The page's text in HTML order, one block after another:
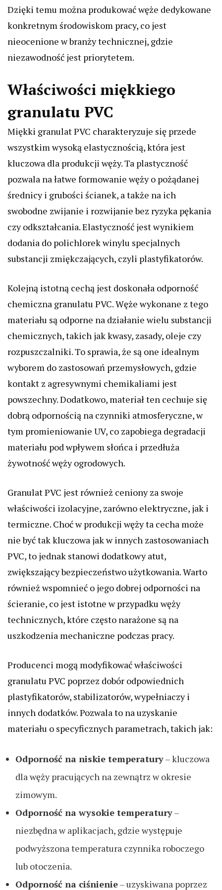
Dzięki temu można produkować węże dedykowane
konkretnym środowiskom pracy, co jest
nieocenione w branży technicznej, gdzie
niezawodność jest priorytetem.
Właściwości miękkiego
granulatu PVC
Miękki granulat PVC charakteryzuje się przede
wszystkim wysoką elastycznością, która jest
kluczowa dla produkcji węży. Ta plastyczność
pozwala na łatwe formowanie węży o pożądanej
średnicy i grubości ścianek, a także na ich
swobodne zwijanie i rozwijanie bez ryzyka pękania
czy odkształcania. Elastyczność jest wynikiem
dodania do polichlorek winylu specjalnych
substancji zmiękczających, czyli plastyfikatorów.
Kolejną istotną cechą jest doskonała odporność
chemiczna granulatu PVC. Węże wykonane z tego
materiału są odporne na działanie wielu substancji
chemicznych, takich jak kwasy, zasady, oleje czy
rozpuszczalniki. To sprawia, że są one idealnym
wyborem do zastosowań przemysłowych, gdzie
kontakt z agresywnymi chemikaliami jest
powszechny. Dodatkowo, materiał ten cechuje się
dobrą odpornością na czynniki atmosferyczne, w
tym promieniowanie UV, co zapobiega degradacji
materiału pod wpływem słońca i przedłuża
żywotność węży ogrodowych.
Granulat PVC jest również ceniony za swoje
właściwości izolacyjne, zarówno elektryczne, jak i
termiczne. Choć w produkcji węży ta cecha może
nie być tak kluczowa jak w innych zastosowaniach
PVC, to jednak stanowi dodatkowy atut,
zwiększający bezpieczeństwo użytkowania. Warto
również wspomnieć o jego dobrej odporności na
ścieranie, co jest istotne w przypadku węży
technicznych, które często narażone są na
uszkodzenia mechaniczne podczas pracy.
Producenci mogą modyfikować właściwości
granulatu PVC poprzez dobór odpowiednich
plastyfikatorów, stabilizatorów, wypełniaczy i
innych dodatków. Pozwala to na uzyskanie
materiału o specyficznych parametrach, takich jak:
Odporność na niskie temperatury– kluczowa
dla węży pracujących na zewnątrz w okresie
zimowym.
Odporność na wysokie temperatury–
niezbędna w aplikacjach, gdzie występuje
podwyższona temperatura czynnika roboczego
lub otoczenia.
Odporność na ciśnienie– uzyskiwana poprzez